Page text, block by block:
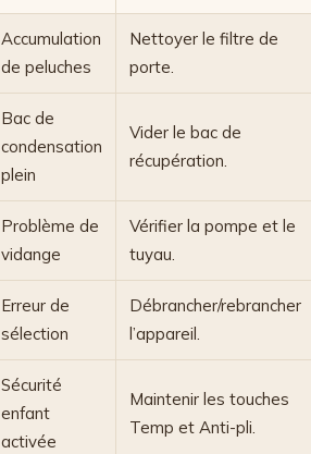
Accumulation
de peluches
Nettoyer le filtre de
porte.
Bac de
condensation
plein
Vider le bac de
récupération.
Problème de
vidange
Vérifier la pompe et le
tuyau.
Erreur de
sélection
Débrancher/rebrancher
l’appareil.
Sécurité
enfant
activée
Maintenir les touches
Temp et Anti-pli.